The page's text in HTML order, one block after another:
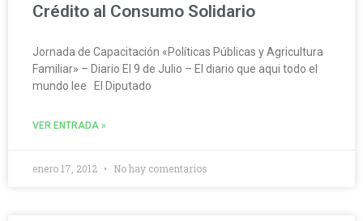
Crédito al Consumo Solidario
Jornada de Capacitación «Políticas Públicas y Agricultura
Familiar» – Diario El 9 de Julio – El diario que aqui todo el
mundo lee El Diputado
VER ENTRADA »
enero 17, 2012 No hay comentarios